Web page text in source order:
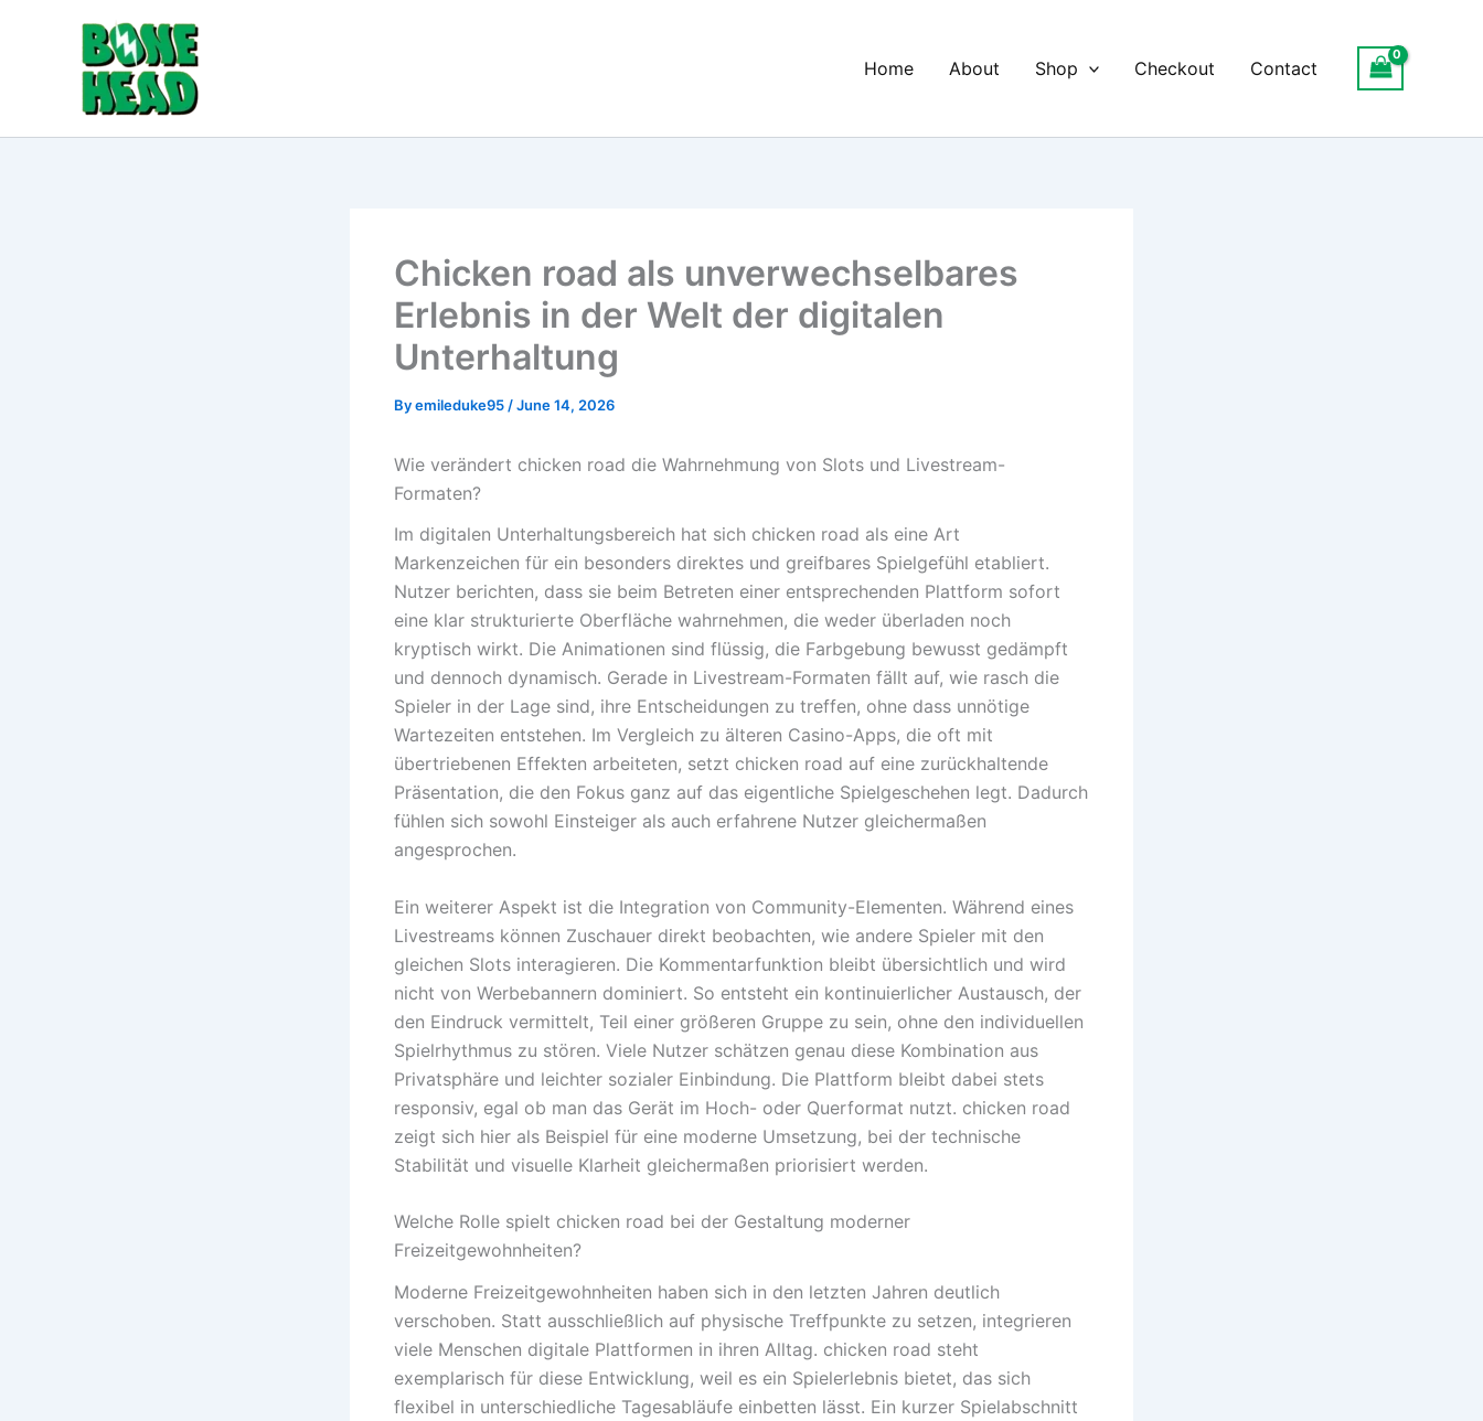
Home About Shop Checkout Contact
Chicken road als unverwechselbares
Erlebnis in der Welt der digitalen
Unterhaltung
Byemileduke95 /June 14, 2026
Wie verändert chicken road die Wahrnehmung von Slots und Livestream-
Formaten?
Im digitalen Unterhaltungsbereich hat sich chicken road als eine Art
Markenzeichen für ein besonders direktes und greifbares Spielgefühl etabliert.
Nutzer berichten, dass sie beim Betreten einer entsprechenden Plattform sofort
eine klar strukturierte Oberfläche wahrnehmen, die weder überladen noch
kryptisch wirkt. Die Animationen sind flüssig, die Farbgebung bewusst gedämpft
und dennoch dynamisch. Gerade in Livestream-Formaten fällt auf, wie rasch die
Spieler in der Lage sind, ihre Entscheidungen zu treffen, ohne dass unnötige
Wartezeiten entstehen. Im Vergleich zu älteren Casino-Apps, die oft mit
übertriebenen Effekten arbeiteten, setzt chicken road auf eine zurückhaltende
Präsentation, die den Fokus ganz auf das eigentliche Spielgeschehen legt. Dadurch
fühlen sich sowohl Einsteiger als auch erfahrene Nutzer gleichermaßen
angesprochen.
Ein weiterer Aspekt ist die Integration von Community-Elementen. Während eines
Livestreams können Zuschauer direkt beobachten, wie andere Spieler mit den
gleichen Slots interagieren. Die Kommentarfunktion bleibt übersichtlich und wird
nicht von Werbebannern dominiert. So entsteht ein kontinuierlicher Austausch, der
den Eindruck vermittelt, Teil einer größeren Gruppe zu sein, ohne den individuellen
Spielrhythmus zu stören. Viele Nutzer schätzen genau diese Kombination aus
Privatsphäre und leichter sozialer Einbindung. Die Plattform bleibt dabei stets
responsiv, egal ob man das Gerät im Hoch- oder Querformat nutzt. chicken road
zeigt sich hier als Beispiel für eine moderne Umsetzung, bei der technische
Stabilität und visuelle Klarheit gleichermaßen priorisiert werden.
Welche Rolle spielt chicken road bei der Gestaltung moderner
Freizeitgewohnheiten?
Moderne Freizeitgewohnheiten haben sich in den letzten Jahren deutlich
verschoben. Statt ausschließlich auf physische Treffpunkte zu setzen, integrieren
viele Menschen digitale Plattformen in ihren Alltag. chicken road steht
exemplarisch für diese Entwicklung, weil es ein Spielerlebnis bietet, das sich
flexibel in unterschiedliche Tagesabläufe einbetten lässt. Ein kurzer Spielabschnitt